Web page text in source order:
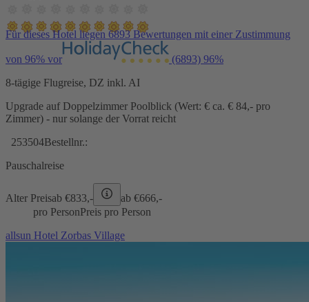
Für dieses Hotel liegen 6893 Bewertungen mit einer Zustimmung
von 96% vor (6893) 96%
8-tägige Flugreise, DZ inkl. AI
Upgrade auf Doppelzimmer Poolblick (Wert: € ca. € 84,- pro
Zimmer) - nur solange der Vorrat reicht
253504Bestellnr.:
Pauschalreise
Alter Preisab €833,- ab €666,-
pro PersonPreis pro Person
allsun Hotel Zorbas Village